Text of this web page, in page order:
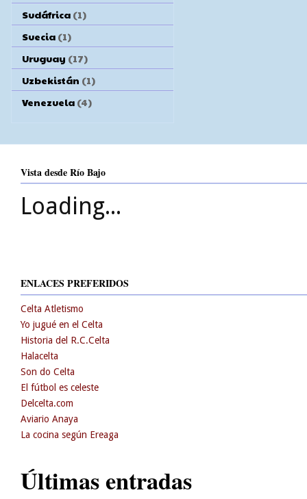
Sudáfrica (1)
Suecia (1)
Uruguay (17)
Uzbekistán (1)
Venezuela (4)
Vista desde Río Bajo
Loading...
ENLACES PREFERIDOS
Celta Atletismo
Yo jugué en el Celta
Historia del R.C.Celta
Halacelta
Son do Celta
El fútbol es celeste
Delcelta.com
Aviario Anaya
La cocina según Ereaga
Últimas entradas